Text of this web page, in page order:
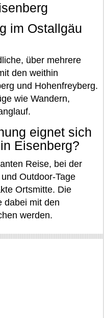
im Ostallgäu
über mehrere
den weithin
und Hohenfreyberg.
wie Wandern,
eignet sich
Eisenberg?
Reise, bei der
Outdoor-Tage
Ortsmitte. Die
dabei mit den
werden.